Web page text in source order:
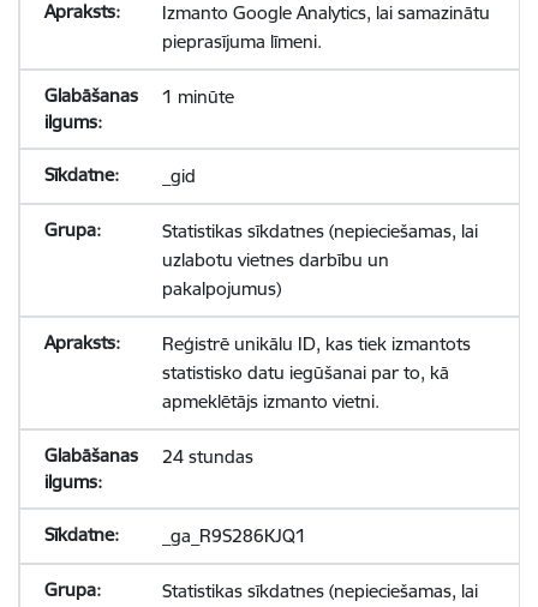
Izmanto Google Analytics, lai samazinātu
pieprasījuma līmeni.
1 minūte
_gid
Statistikas sīkdatnes (nepieciešamas, lai
uzlabotu vietnes darbību un
pakalpojumus)
Reģistrē unikālu ID, kas tiek izmantots
statistisko datu iegūšanai par to, kā
apmeklētājs izmanto vietni.
24 stundas
_ga_R9S286KJQ1
Statistikas sīkdatnes (nepieciešamas, lai